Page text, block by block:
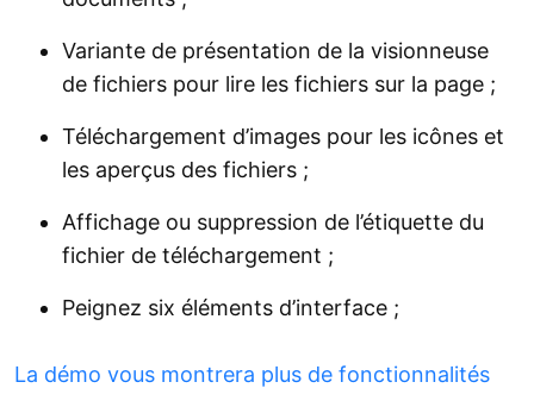
Variante de présentation de la visionneuse
de fichiers pour lire les fichiers sur la page ;
Téléchargement d’images pour les icônes et
les aperçus des fichiers ;
Affichage ou suppression de l’étiquette du
fichier de téléchargement ;
Peignez six éléments d’interface ;
La démo vous montrera plus de fonctionnalités